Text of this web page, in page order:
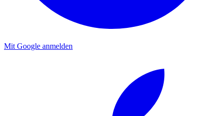
Mit Google anmelden